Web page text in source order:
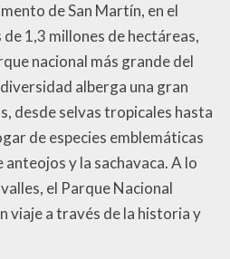
de San Martín, en el
1,3 millones de hectáreas,
nacional más grande del
alberga una gran
desde selvas tropicales hasta
de especies emblemáticas
anteojos y la sachavaca. A lo
el Parque Nacional
viaje a través de la historia y